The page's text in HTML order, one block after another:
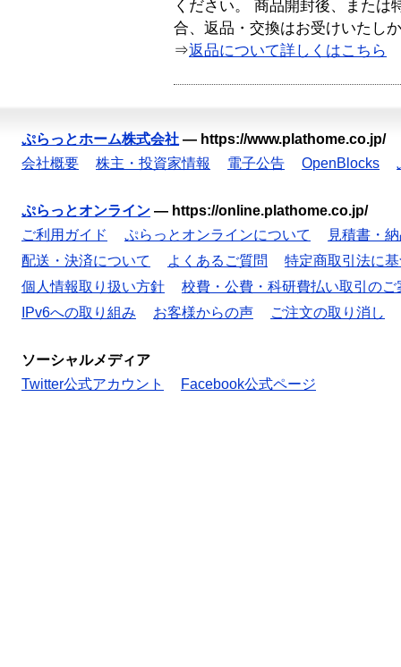
ください。 商品開封後、または
合、返品・交換はお受けいたし
⇒返品について詳しくはこちら
ぷらっとホーム株式会社 — https://www.plathome.co.jp/
会社概要
株主・投資家情報 電子公告 OpenBlocks
ぷらっとオンライン — https://online.plathome.co.jp/
ご利用ガイド
ぷらっとオンラインについて
見積書・
配送・決済について
よくあるご質問
特定商取引法に
個人情報取り扱い方針
校費・公費・科研費払い取引のご
IPv6への取り組み
お客様からの声 ご注文の取り消し
ソーシャルメディア
Twitter公式アカウント
Facebook公式ページ